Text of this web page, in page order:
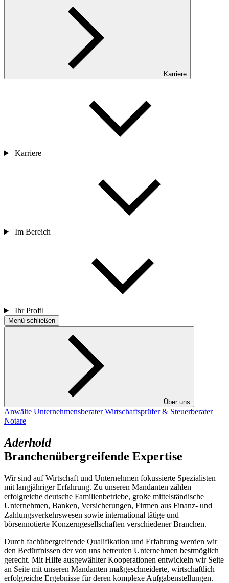
Karriere
Karriere
Im Bereich
Ihr Profil
Menü schließen
Über uns
Anwälte UnternehmensberaterWirtschaftsprüfer & Steuerberater
Notare
Aderhold
Branchenübergreifende Expertise
Wir sind auf Wirtschaft und Unternehmen fokussierte Spezialisten
mit langjähriger Erfahrung. Zu unseren Mandanten zählen
erfolgreiche deutsche Familienbetriebe, große mittelständische
Unternehmen, Banken, Versicherungen, Firmen aus Finanz- und
Zahlungsverkehrswesen sowie international tätige und
börsennotierte Konzerngesellschaften verschiedener Branchen.
Durch fachübergreifende Qualifikation und Erfahrung werden wir
den Bedürfnissen der von uns betreuten Unternehmen bestmöglich
gerecht. Mit Hilfe ausgewählter Kooperationen entwickeln wir Seite
an Seite mit unseren Mandanten maßgeschneiderte, wirtschaftlich
erfolgreiche Ergebnisse für deren komplexe Aufgabenstellungen.